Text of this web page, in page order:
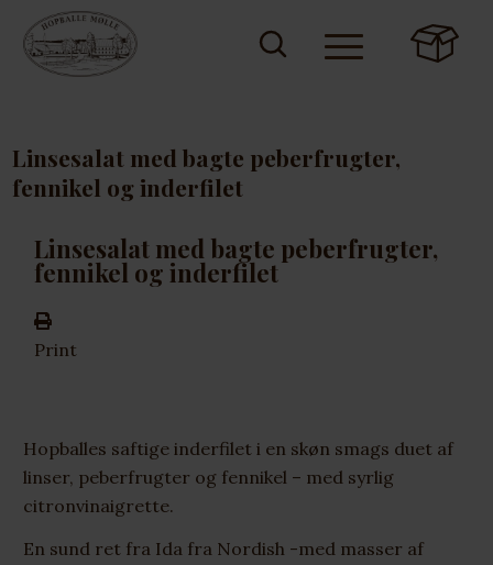
Linsesalat med bagte peberfrugter,
fennikel og inderfilet
Linsesalat med bagte peberfrugter,
fennikel og inderfilet
Print
Hopballes saftige inderfilet i en skøn smags duet af
linser, peberfrugter og fennikel – med syrlig
citronvinaigrette.
En sund ret fra Ida fra Nordish -med masser af